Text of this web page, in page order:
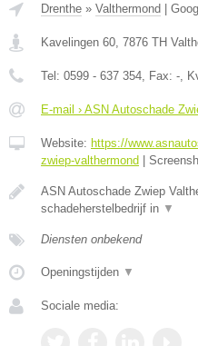
Drenthe » Valthermond
Kavelingen 60, 7876 TH
Tel: 0599 - 637 354, Fax: -,
E-mail › ASN Autoschade
Website: https://
zwiep-valthermond
ASN Autoschade Zwiep
schadeherstelbedrijf in ▼
Diensten onbekend
Openingstijden ▼
Sociale media: